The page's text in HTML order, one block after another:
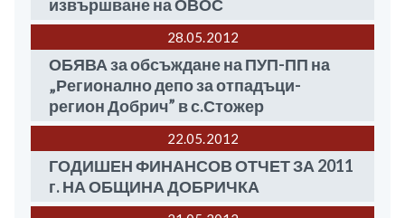
извършване на ОВОС
28.05 2012
ОБЯВА за обсъждане на ПУП-ПП на
„Регионално депо за отпадъци-
регион Добрич” в с.Стожер
22.05 2012
ГОДИШЕН ФИНАНСОВ ОТЧЕТ ЗА 2011
г. НА ОБЩИНА ДОБРИЧКА